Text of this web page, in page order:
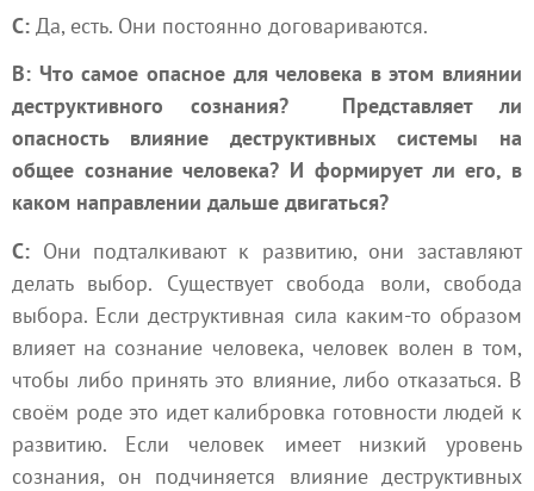
С: Да, есть. Они постоянно договариваются.
В: Что самое опасное для человека в этом влиянии
деструктивного сознания? Представляет ли
опасность влияние деструктивных системы на
общее сознание человека? И формирует ли его, в
каком направлении дальше двигаться?
С: Они подталкивают к развитию, они заставляют
делать выбор. Существует свобода воли, свобода
выбора. Если деструктивная сила каким-то образом
влияет на сознание человека, человек волен в том,
чтобы либо принять это влияние, либо отказаться. В
своём роде это идет калибровка готовности людей к
развитию. Если человек имеет низкий уровень
сознания, он подчиняется влияние деструктивных